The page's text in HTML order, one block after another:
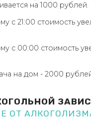
на 1000 рублей.
с 21:00 стоимость
с 00:00 стоимость
на дом - 2000
ОТ